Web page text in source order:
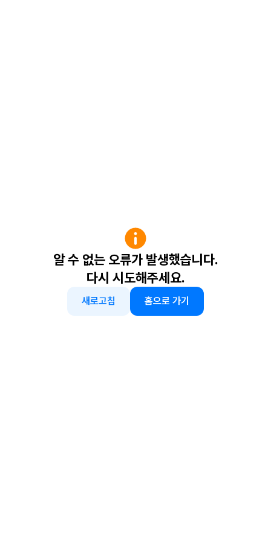
알 수 없는 오류가 발생했습니다.
다시 시도해주세요.
새로고침 홈으로 가기